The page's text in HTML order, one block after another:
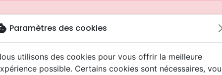
Paramètres des cookies
utilisons des cookies pour vous offrir la meilleure
possible. Certains cookies sont nécessaires,